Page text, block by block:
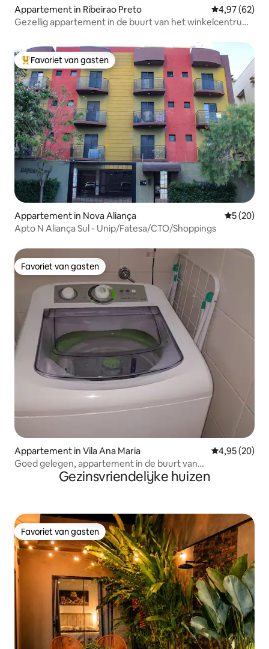
Appartement in Ribeirao Preto Gemiddelde
4,97 (62)
Gezellig appartement in de buurt van het winkelcentrum
Topfavoriet van gasten
Favoriet van gasten
Appartement in Nova Aliança
5 (20)
Apto N Aliança Sul - Unip/Fatesa/CTO/Shoppings
Favoriet van gasten
Favoriet van gasten
Appartement in Vila Ana Maria Gemiddelde
4,95 (20)
Goed gelegen, appartement in de buurt van
RibeirãoShoppingGezinsvriendelijke huizen
Favoriet van gasten
Favoriet van gasten